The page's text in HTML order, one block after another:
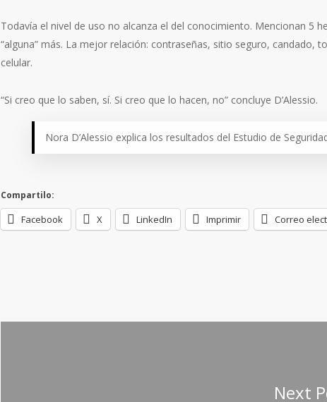
Todavía el nivel de uso no alcanza el del conocimiento. Mencionan 5
“alguna” más. La mejor relación: contraseñas, sitio seguro, candado,
celular.
“Si creo que lo saben, sí. Si creo que lo hacen, no” concluye D’Alessio.
Nora D’Alessio explica los resultados del Estudio de
Compartilo:
Facebook X LinkedIn Imprimir Correo
Next